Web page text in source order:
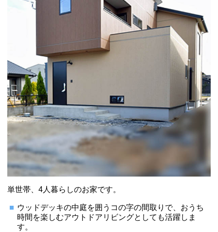
単世帯、4人暮らしのお家です。
ウッドデッキの中庭を囲うコの字の間取りで、おうち
時間を楽しむアウトドアリビングとしても活躍しま
す。